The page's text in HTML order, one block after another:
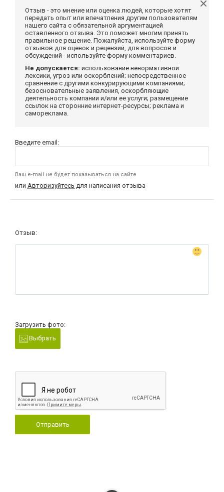
Отзыв - это мнение или оценка людей, которые хотят
передать опыт или впечатления другим пользователям
нашего сайта с обязательной аргументацией
оставленного отзыва. Это поможет многим принять
правильное решение. Пожалуйста, используйте форму
отзывов для оценок и рецензий, для вопросов и
обсуждений - используйте форму комментариев.
Не допускается: использование ненормативной
лексики, угроз или оскорблений; непосредственное
сравнение с другими конкурирующими компаниями;
безосновательные заявления, оскорбляющие
деятельность компании и/или ее услуги; размещение
ссылок на сторонние интернет-ресурсы; реклама и
самореклама.
Введите email:
Ваш e-mail не будет показываться на сайте
или Авторизуйтесь для написания отзыва
Отзыв:
Загрузить фото:
Выбрать
Отправить